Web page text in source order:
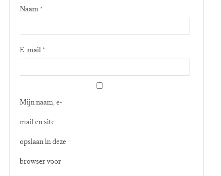
Naam*
E-mail*
Mijn naam, e-
mail en site
opslaan in deze
browser voor